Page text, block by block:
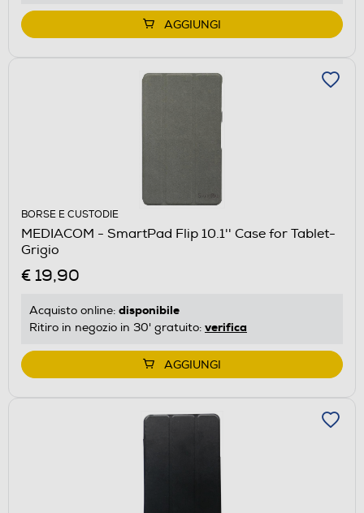
AGGIUNGI
BORSE E CUSTODIE
MEDIACOM - SmartPad Flip 10.1'' Case for Tablet-
Grigio
€ 19,90
Acquisto online: disponibile
Ritiro in negozio in 30' gratuito: verifica
AGGIUNGI